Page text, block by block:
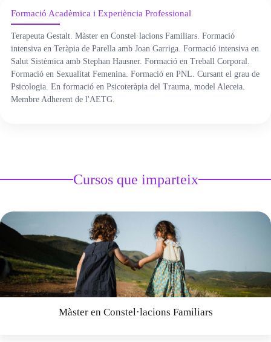
ÀREA DE PEDAGOGIA SISTÈMICA
ÀREA DE INTERVENCIÓ ESTRATÈGICA
Formació Acadèmica i Experiència Professional
Terapeuta Gestalt. Màster en Constel·lacions Familiars. Formació
intensiva en Teràpia de Parella amb Joan Garriga. Formació intensiva en
Salut Sistèmica amb Stephan Hausner. Formació en Treball Corporal.
Formació en Sexualitat Femenina. Formació en PNL. Cursant el grau de
Psicologia. En formació en Psicoteràpia del Trauma, model Aleceia.
Membre Adherent de l'AETG.
Cursos que imparteix
Màster en Constel·lacions Familiars